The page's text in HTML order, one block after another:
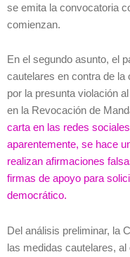
se emita la convocatoria
comienzan.
En el segundo asunto, el
cautelares en contra de la
por la presunta violación
en la Revocación de
carta en las redes
aparentemente, se hace
realizan afirmaciones
firmas de apoyo para
democrático.
Del análisis preliminar, la
las medidas cautelares,